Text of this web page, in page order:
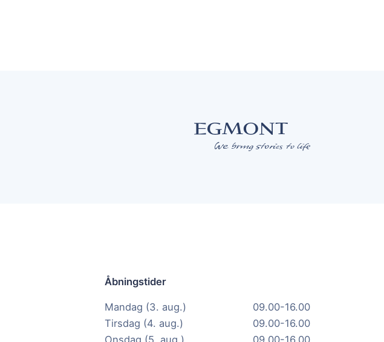
Åbningstider
Mandag (3. aug.)
09.00-16.00
Tirsdag (4. aug.)
09.00-16.00
Onsdag (5. aug.)
09.00-16.00